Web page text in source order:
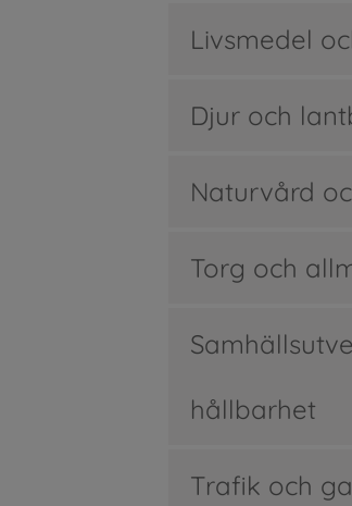
Livsmedel
Djur och
Naturvård
Torg och
hållbarhet
Trafik och